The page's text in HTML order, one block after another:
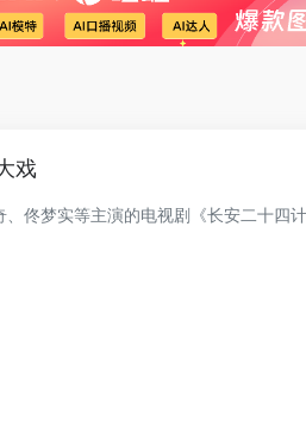
戏
佟梦实等主演的电视剧《长安二十四